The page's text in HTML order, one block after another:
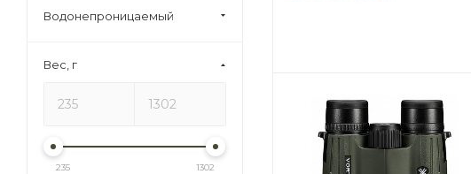
10x50 (17)
10x56 (
12x32 (
12x42 (5)
Водонепроницаемый
Вес, г
235 1302